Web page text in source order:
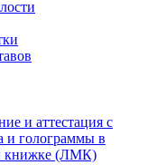
и аттестация с
и голограммы в
книжке (ЛМК)